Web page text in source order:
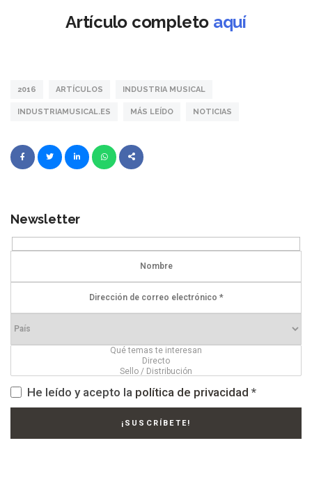
Artículo completo aquí
2016 ARTÍCULOS INDUSTRIA MUSICAL
INDUSTRIAMUSICAL.ES MÁS LEÍDO NOTICIAS
Newsletter
He leído y acepto la política de privacidad *